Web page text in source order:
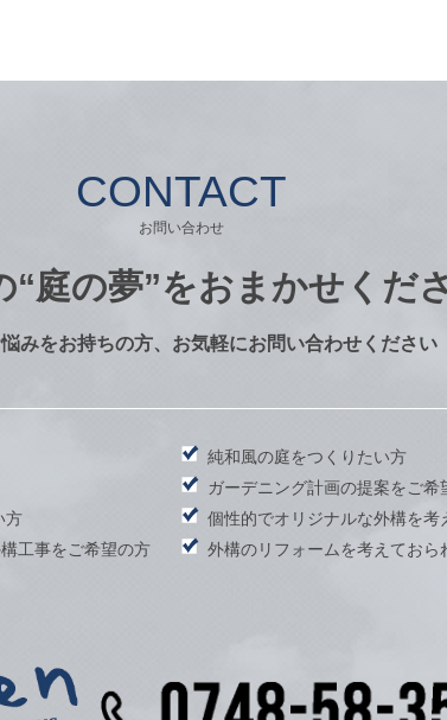
CONTACT
お問い合わせ
“庭の夢”をおまかせくだ
みをお持ちの方、お気軽にお問い合わせください
純和風の庭をつくりたい方
ガーデニング計画の提案をご希
方
個性的でオリジナルな外構を考
工事をご希望の方
外構のリフォームを考えておら